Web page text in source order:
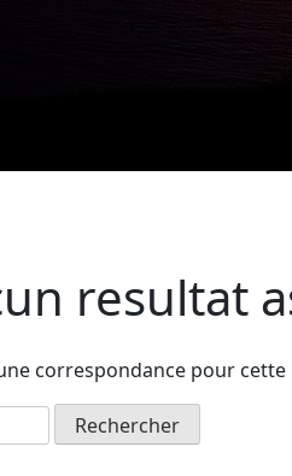
resultat
correspondance pour